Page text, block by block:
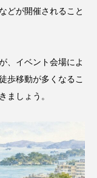
どが開催されること
、イベント会場によ
歩移動が多くなるこ
ましょう。